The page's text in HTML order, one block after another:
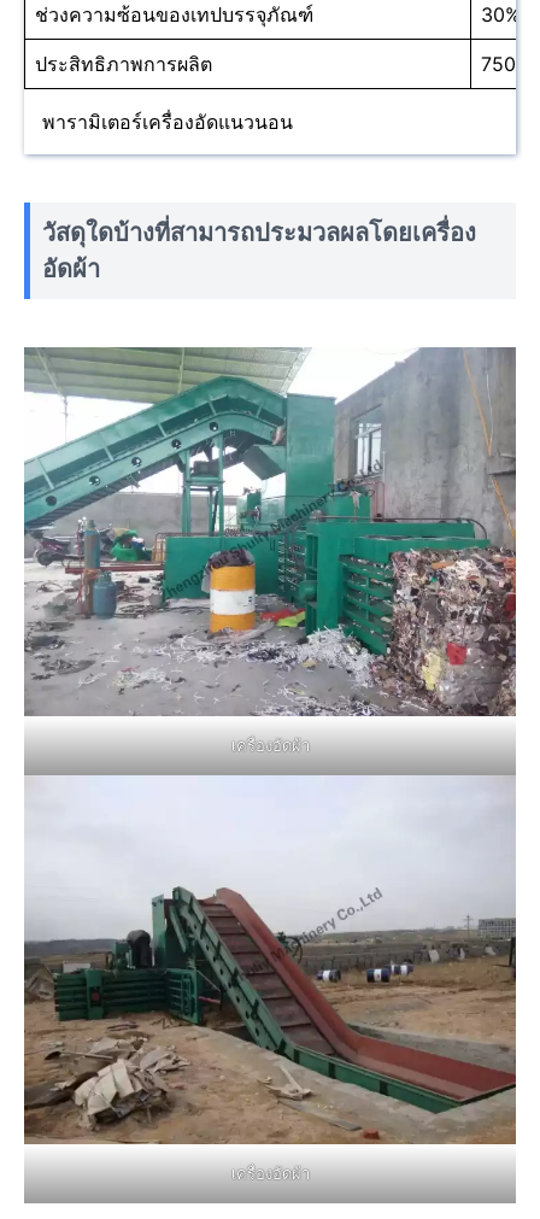
ช่วงความซ้อนของเทปบรรจุภัณฑ์ 30%-
ประสิทธิภาพการผลิต 750/
พารามิเตอร์เครื่องอัดแนวนอน
วัสดุใดบ้างที่สามารถประมวลผลโดยเครื่อง
อัดผ้า
เครื่องอัดผ้า
เครื่องอัดผ้า